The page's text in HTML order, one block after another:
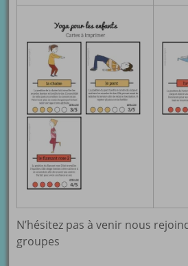
N’hésitez pas à venir nous
groupes